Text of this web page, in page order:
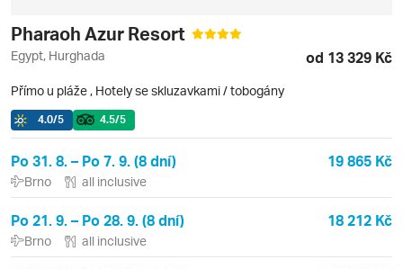
Pharaoh Azur Resort
Egypt, Hurghada od 13 329 Kč
Přímo u pláže , Hotely se skluzavkami / tobogány
4.0/5 4.5/5
Po 31. 8. – Po 7. 9. (8 dní) 19 865 Kč
Brno all inclusive
Po 21. 9. – Po 28. 9. (8 dní) 18 212 Kč
Brno all inclusive